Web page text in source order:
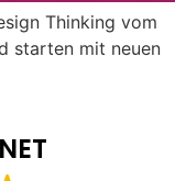
Thinking vom
starten mit neuen